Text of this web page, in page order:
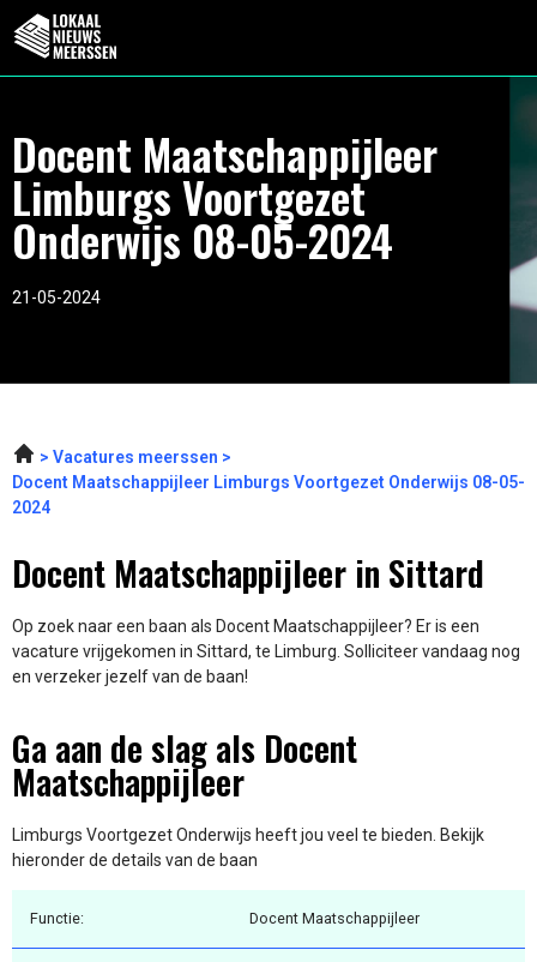
Docent Maatschappijleer
Limburgs Voortgezet
Onderwijs 08-05-2024
21-05-2024
Vacatures meerssen
Docent Maatschappijleer Limburgs Voortgezet Onderwijs 08-05-
2024
Docent Maatschappijleer in Sittard
Op zoek naar een baan als Docent Maatschappijleer? Er is een
vacature vrijgekomen in Sittard, te Limburg. Solliciteer vandaag nog
en verzeker jezelf van de baan!
Ga aan de slag als Docent
Maatschappijleer
Limburgs Voortgezet Onderwijs heeft jou veel te bieden. Bekijk
hieronder de details van de baan
Functie: Docent Maatschappijleer